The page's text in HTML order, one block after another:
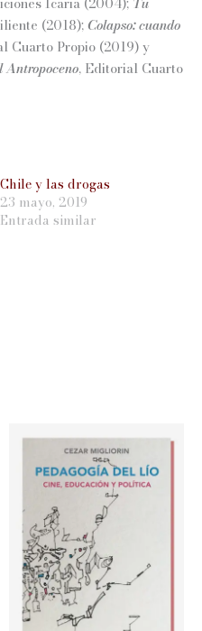
(2018);Colapso: cuando
Cuarto Propio (2019) y
, Editorial Cuarto
Chile y las drogas
23 mayo, 2019
Entrada similar